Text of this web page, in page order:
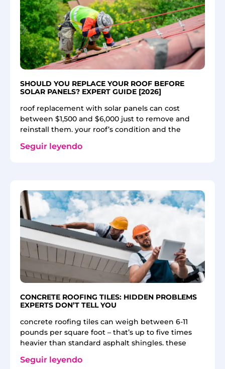
SHOULD YOU REPLACE YOUR ROOF BEFORE
SOLAR PANELS? EXPERT GUIDE [2026]
roof replacement with solar panels can cost
between $1,500 and $6,000 just to remove and
reinstall them. your roof’s condition and the
Seguir leyendo
CONCRETE ROOFING TILES: HIDDEN PROBLEMS
EXPERTS DON’T TELL YOU
concrete roofing tiles can weigh between 6-11
pounds per square foot – that’s up to five times
heavier than standard asphalt shingles. these
Seguir leyendo